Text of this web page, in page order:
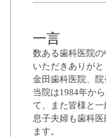
一言
数ある歯科医院
いただきありがと
金田歯科医院、院
当院は1984年か
て、また皆様と一
息子夫婦も歯科
ます。